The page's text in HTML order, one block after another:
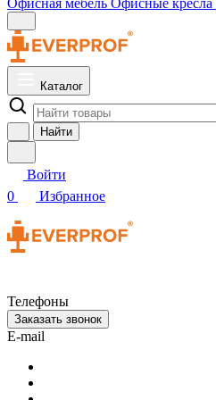
Офисная мебель Офисные кресла
Каталог
Найти
Войти
0
Избранное
Телефоны
Заказать звонок
E-mail